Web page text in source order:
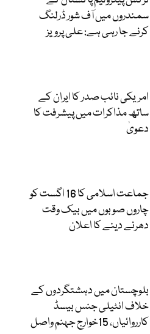
سمندروں میں آف شور ڈرلنگ
کرنے جا رہی ہے: علی پرویز
امریکی نائب صدر کا ایران کے
ساتھ مذاکرات میں پیشرفت کا
دعویٰ
جماعت اسلامی کا 16 اگست کو
چاروں صوبوں میں بیک وقت
دھرنے دینے کا اعلان
بلوچستان میں دہشتگردوں کے
خلاف انٹیلی جنس بیسڈ
کارروائیاں، 15خوارج جہنم واصل